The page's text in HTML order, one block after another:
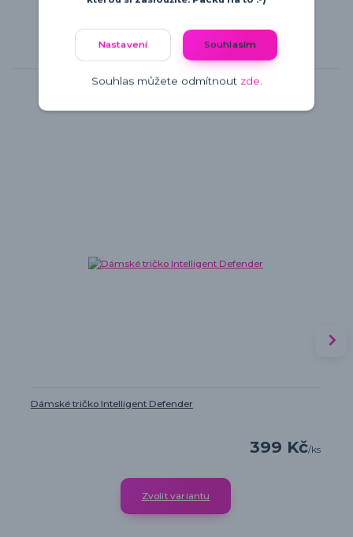
Související zboží 6
Dámské tričko Intelligent Defender
399 Kč/ks
Zvolit variantu
Nastavení Souhlasím
Souhlas můžete odmítnout zde.